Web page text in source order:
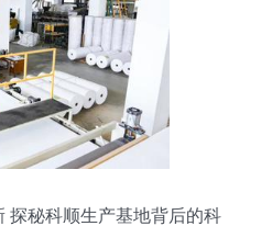
探秘科顺生产基地背后的科